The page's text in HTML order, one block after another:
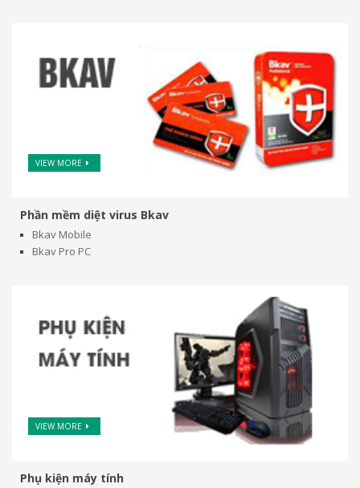
VIEW MORE
Phần mềm diệt virus Bkav
Bkav Mobile
Bkav Pro PC
VIEW MORE
Phụ kiện máy tính